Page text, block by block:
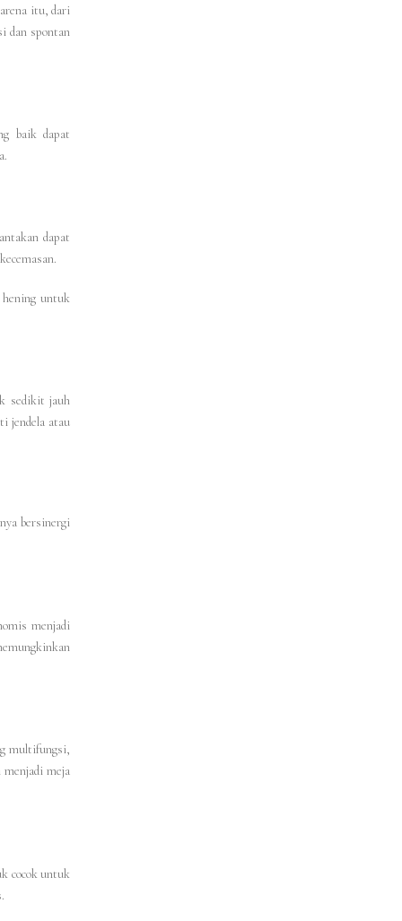
itu, dari
dan spontan
baik dapat
dapat
hening untuk
sedikit jauh
jendela atau
bersinergi
menjadi
multifungsi,
meja
cocok untuk